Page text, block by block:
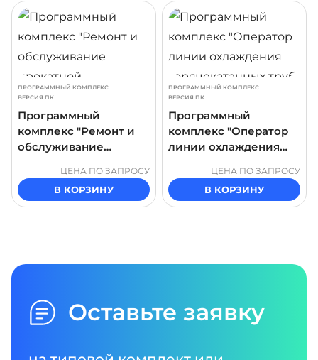
ПРОГРАММНЫЙ КОМПЛЕКС
ВЕРСИЯ ПК
Программный
комплекс "Ремонт и
обслуживание
вертикальной
двухвалковой клети
черновой группы"
ЦЕНА ПО ЗАПРОСУ
В КОРЗИНУ
ПРОГРАММНЫЙ КОМПЛЕКС
ВЕРСИЯ ПК
Программный
комплекс "Оператор
линии охлаждения
ЦЕНА ПО ЗАПРОСУ
В КОРЗИНУ
ПОДРОБНЕЕ
Оставьте заявку